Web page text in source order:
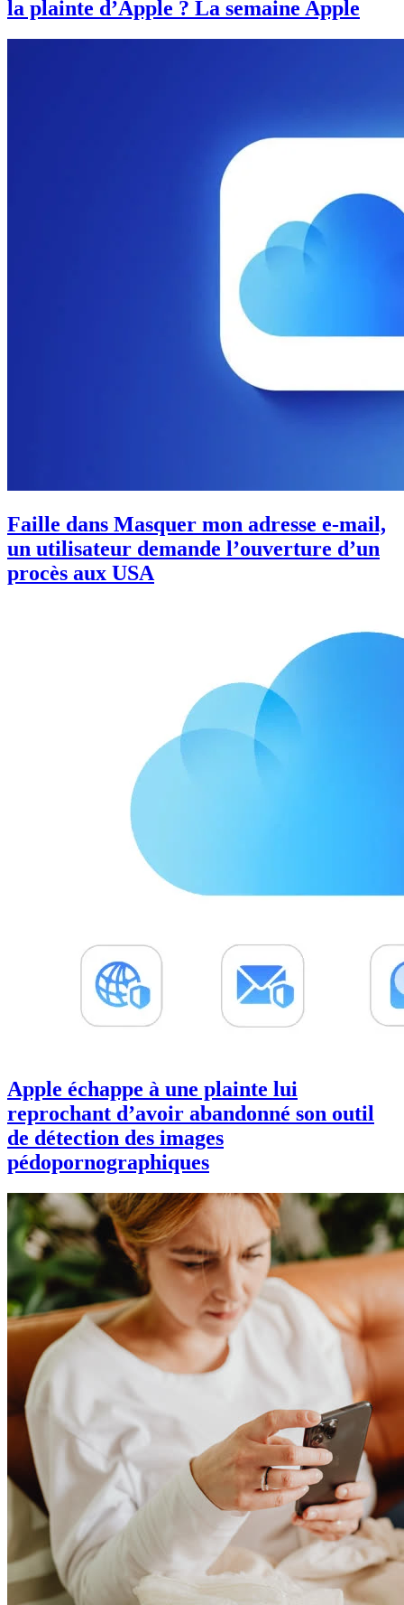
la plainte d’Apple ? La semaine Apple
Faille dans Masquer mon adresse e-mail,
un utilisateur demande l’ouverture d’un
procès aux USA
Apple échappe à une plainte lui
reprochant d’avoir abandonné son outil
de détection des images
pédopornographiques